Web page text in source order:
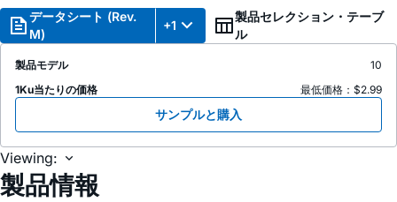
データシート (Rev.
M)
+1
製品セレクション・テーブ
ル
製品モデル
10
1Ku当たりの価格
最低価格：$2.99
サンプルと購入
Viewing:
製品情報